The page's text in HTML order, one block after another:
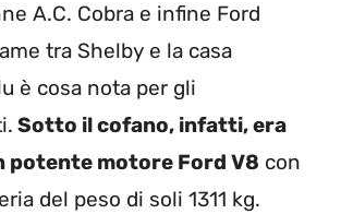
A.C. Cobra e infine Ford
tra Shelby e la casa
è cosa nota per gli
Sotto il cofano, infatti, era
potente motore Ford V8 con
del peso di soli 1311 kg.